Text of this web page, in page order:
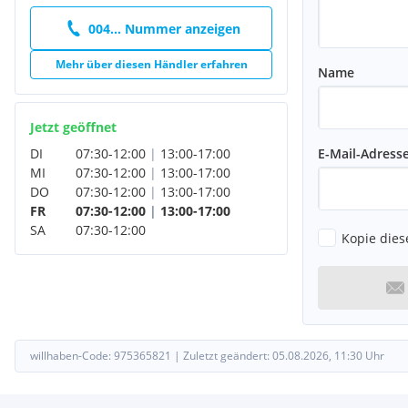
Trittbretter (seitlich): grau
Getränkehalter in Armaturenbrett, Mittelkonsole und Türen
6-Gang Automatik Getriebe
004... Nummer anzeigen
Mehr über diesen Händler erfahren
Jetzt geöffnet
DI
07:30-12:00 | 13:00-17:00
MI
07:30-12:00 | 13:00-17:00
DO
07:30-12:00 | 13:00-17:00
FR
07:30-12:00 | 13:00-17:00
SA
07:30-12:00
Name
E-Mail-
Kopie
willhaben-Code: 975365821 | Zuletzt geändert: 05.08.2026, 11:30 Uhr